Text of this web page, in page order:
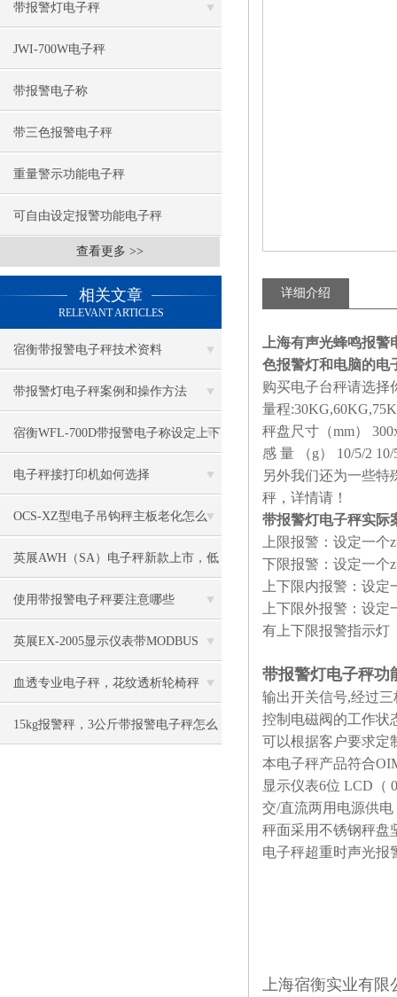
带报警灯电子秤
JWI-700W电子秤
带报警电子称
带三色报警电子秤
重量警示功能电子秤
可自由设定报警功能电子秤
查看更多 >>
相关文章
RELEVANT ARTICLES
宿衡带报警电子秤技术资料
带报警灯电子秤案例和操作方法
宿衡WFL-700D带报警电子称设定上下
限
电子秤接打印机如何选择
OCS-XZ型电子吊钩秤主板老化怎么
办？
英展AWH（SA）电子秤新款上市，低
价冲市场
使用带报警电子秤要注意哪些
英展EX-2005显示仪表带MODBUS
RTU 传输格式
血透专业电子秤，花纹透析轮椅秤
15kg报警秤，3公斤带报警电子秤怎么
详细介绍
上海有声光蜂鸣报
色报警灯和电脑的电
购买电子台秤请选择
量程
秤盘尺寸（mm）
感 量 （g） 10/5/2 10/
另外我们还为一些特
秤，详情请！
带报警灯电子秤实际
上限报警：设定一
下限报警：设定一个
上下限内报警：设
上下限外报警：设
有上下限报警指示灯
带报警灯电子秤功
输出开关信号,经过
控制电磁阀的工作状
可以根据客户要求定
本电子秤产品符合
显示仪表6位 LCD（
交/直流两用电源供
秤面采用不锈钢秤盘
电子秤超重时声光报
上海宿衡实业有限